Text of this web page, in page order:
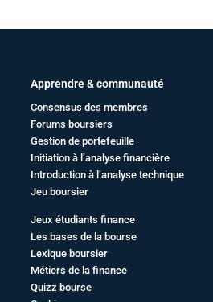
Apprendre & communauté
Consensus des membres
Forums boursiers
Gestion de portefeuille
Initiation à l’analyse financière
Introduction à l’analyse technique
Jeu boursier
Jeux étudiants finance
Les bases de la bourse
Lexique boursier
Métiers de la finance
Quizz bourse